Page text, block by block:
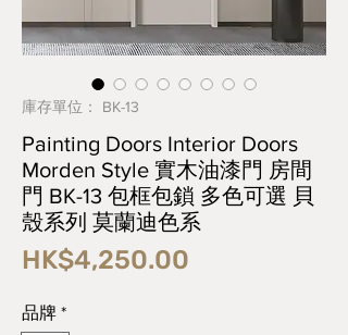
庫存單位： BK-13
Painting Doors Interior Doors
Morden Style 實木油漆門 房間
門 BK-13 包框包鎖 多色可選 貝
殼系列 莫蘭迪色系
HK$4,250.00
品牌 *